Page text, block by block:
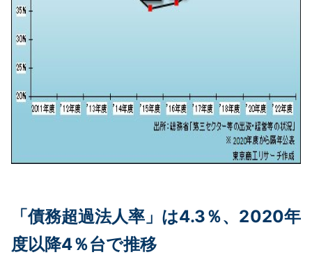
「債務超過法人率」は4.3％、2020年
度以降4％台で推移